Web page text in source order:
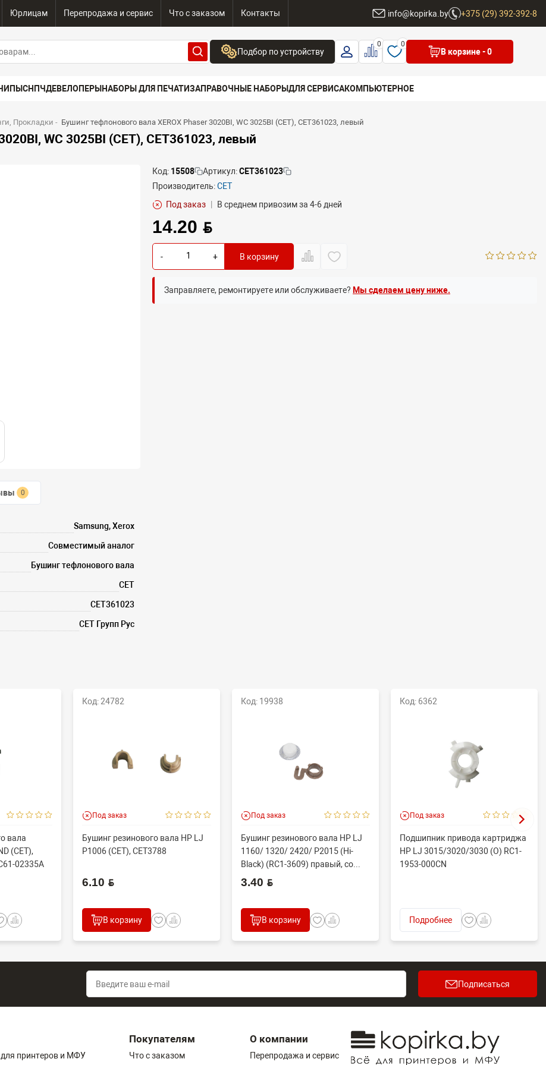
Юрлицам Перепродажа и сервис Что с заказом Контакты info@kopirka.by +375 (29) 392-392-8
Подбор по устройству
Выберите бренд
Сначала выберите бренд
0 0
В корзине- 0
СНПЧДЕВЕЛОПЕРЫ НАБОРЫ ДЛЯ ПЕЧАТИЗАПРАВОЧНЫЕ НАБОРЫДЛЯ СЕРВИСАКОМПЬЮТЕРНОЕ
Прокладки - Бушинг тефлонового вала XEROX Phaser 3020BI, WC 3025BI (CET), CET361023, левый
WC 3025BI (CET), CET361023, левый
0
Samsung, Xerox
Совместимый аналог
Бушинг тефлонового вала
CET
CET361023
СЕТ Групп Рус
Код: 15508 Артикул:CET361023
Производитель:CET
Под заказ
В среднем привозим за 4-6 дней
14.20 BYN
- + В корзину
Заправляете, ремонтируете или обслуживаете? Мы сделаем цену ниже.
вала
(CET),
02335A
Код: 24782
Под заказ
Бушинг резинового вала HP LJ
P1006 (CET), CET3788
6.10 BYN
В корзину
Код: 19938
Под заказ
Бушинг резинового вала HP LJ
1160/ 1320/ 2420/ P2015 (Hi-
Black) (RC1-3609) правый, со...
3.40 BYN
В корзину
Код: 6362
Под заказ
Подшипник привода картриджа
HP LJ 3015/3020/3030 (O) RC1-
1953-000CN
Подробнее
Подписаться
принтеров и МФУ
Покупателям
Что с заказом
О компании
Перепродажа и сервис